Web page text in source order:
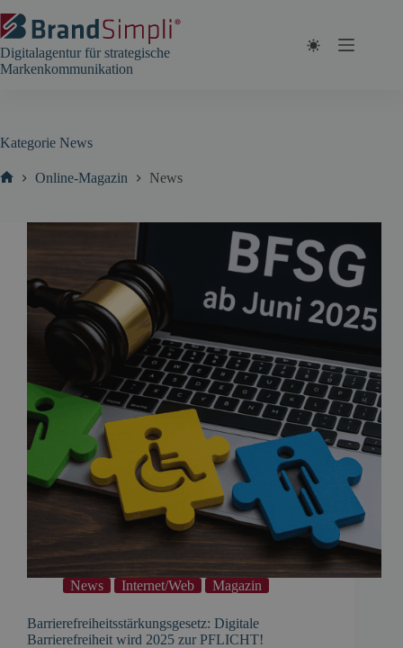
Inhalt
springen
Digitalagentur für strategische
Markenkommunikation
Kategorie News
Online-Magazin News
News Internet/Web Magazin
Barrierefreiheitsstärkungsgesetz: Digitale
Barrierefreiheit wird 2025 zur PFLICHT!